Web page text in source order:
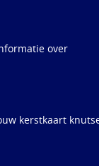
over
kerstkaart